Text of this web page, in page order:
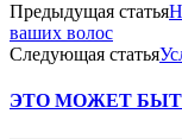
Предыдущая статья
ваших волос
Следующая статья
ЭТО МОЖЕТ